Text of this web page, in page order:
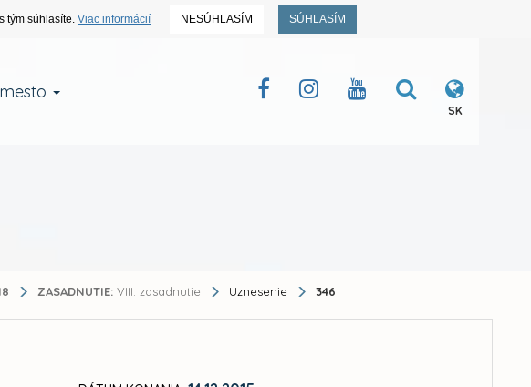
tým súhlasíte. Viac informácií NESÚHLASÍM SÚHLASÍM
SK
ZASADNUTIE: VIII. zasadnutie Uznesenie 346